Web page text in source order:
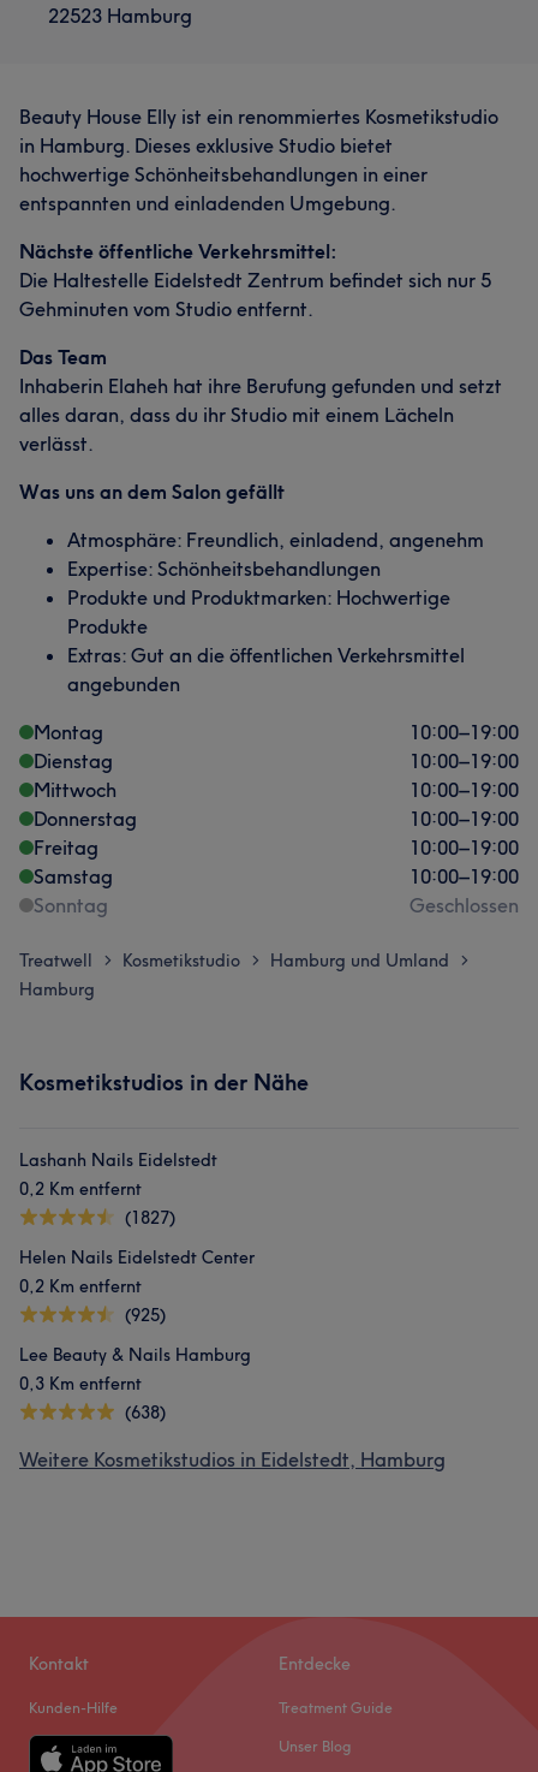
22523 Hamburg
Beauty House Elly ist ein renommiertes Kosmetikstudio
in Hamburg. Dieses exklusive Studio bietet
hochwertige Schönheitsbehandlungen in einer
entspannten und einladenden Umgebung.
Nächste öffentliche Verkehrsmittel:
Die Haltestelle Eidelstedt Zentrum befindet sich nur 5
Gehminuten vom Studio entfernt.
Das Team
Inhaberin Elaheh hat ihre Berufung gefunden und setzt
alles daran, dass du ihr Studio mit einem Lächeln
verlässt.
Was uns an dem Salon gefällt
Atmosphäre: Freundlich, einladend, angenehm
Expertise: Schönheitsbehandlungen
Produkte und Produktmarken: Hochwertige
Produkte
Extras: Gut an die öffentlichen Verkehrsmittel
angebunden
Montag
10:00–19:00
Dienstag
10:00–19:00
Mittwoch
10:00–19:00
Donnerstag
10:00–19:00
Freitag
10:00–19:00
Samstag
10:00–19:00
Sonntag
Geschlossen
Treatwell > Kosmetikstudio > Hamburg und Umland >
Hamburg
Kosmetikstudios in der Nähe
Lashanh Nails Eidelstedt
0,2 Km entfernt
(1827)
Helen Nails Eidelstedt Center
0,2 Km entfernt
(925)
Lee Beauty & Nails Hamburg
0,3 Km entfernt
(638)
Weitere Kosmetikstudios in Eidelstedt, Hamburg
Kontakt
Kunden-Hilfe
Entdecke
Treatment Guide
Unser Blog